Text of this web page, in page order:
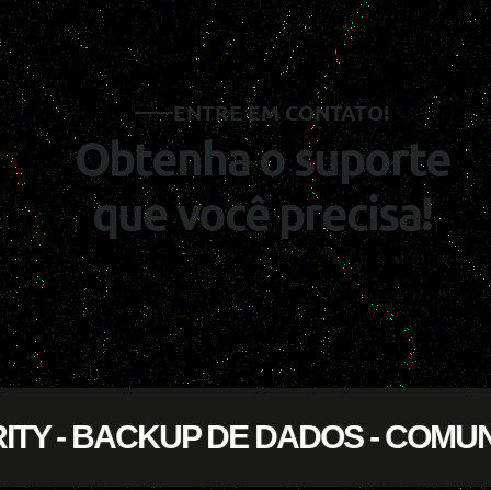
ENTRE EM CONTATO!
Obtenha o suporte
que você precisa!
- BACKUP DE DADOS -